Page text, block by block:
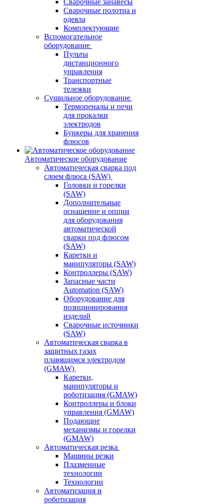
Сварочные занавесы
Сварочные полотна и
одеяла
Комплектующие
Вспомогательное
оборудование
Пульты
дистанционного
управления
Транспортные
тележки
Сушильное оборудование
Термопеналы и печи
для прокалки
электродов
Бункеры для хранения
флюсов
Автоматическое оборудование
Автоматическая сварка под
слоем флюса (SAW)
Головки и горелки
(SAW)
Дополнительные
оснащение и опции
для оборудования
автоматической
сварки под флюсом
(SAW)
Каретки и
манипуляторы (SAW)
Контроллеры (SAW)
Запасные части
Automation (SAW)
Оборудование для
позиционирования
изделий
Сварочные источники
(SAW)
Автоматическая сварка в
защитных газах
плавящимся электродом
(GMAW)
Каретки,
манипуляторы и
роботизация (GMAW)
Контроллеры и блоки
управления (GMAW)
Подающие
механизмы и горелки
(GMAW)
Автоматическая резка
Машины резки
Плазменные
технологии
Технологии
Автоматизация и
роботизация